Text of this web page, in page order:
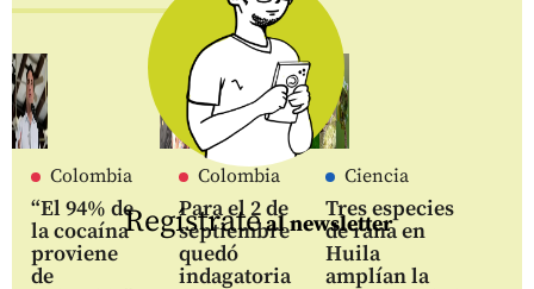
Colombia
“El 94% de
la cocaína
proviene
de
Colombia
Para el 2 de
septiembre
quedó
indagatoria
Ciencia
Tres especies
de rana en
Huila
amplían la
Regístrateal newsletter